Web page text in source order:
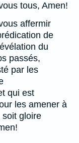
tous, Amen!
affermir
de
du
passés,
par les
qui est
les amener à
soit gloire